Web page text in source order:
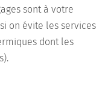
sont à votre
on évite les services
dont les